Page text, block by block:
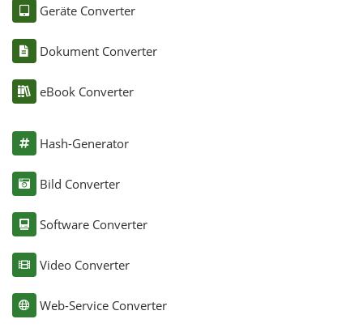
Geräte Converter
Dokument Converter
eBook Converter
Hash-Generator
Bild Converter
Software Converter
Video Converter
Web-Service Converter